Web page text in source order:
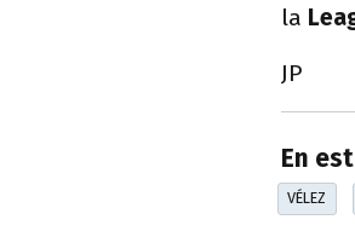
la
JP
En
VÉLEZ